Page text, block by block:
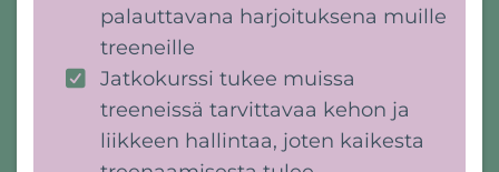
palauttavana harjoituksena muille
treeneille
Jatkokurssi tukee muissa
treeneissä tarvittavaa kehon ja
liikkeen hallintaa, joten kaikesta